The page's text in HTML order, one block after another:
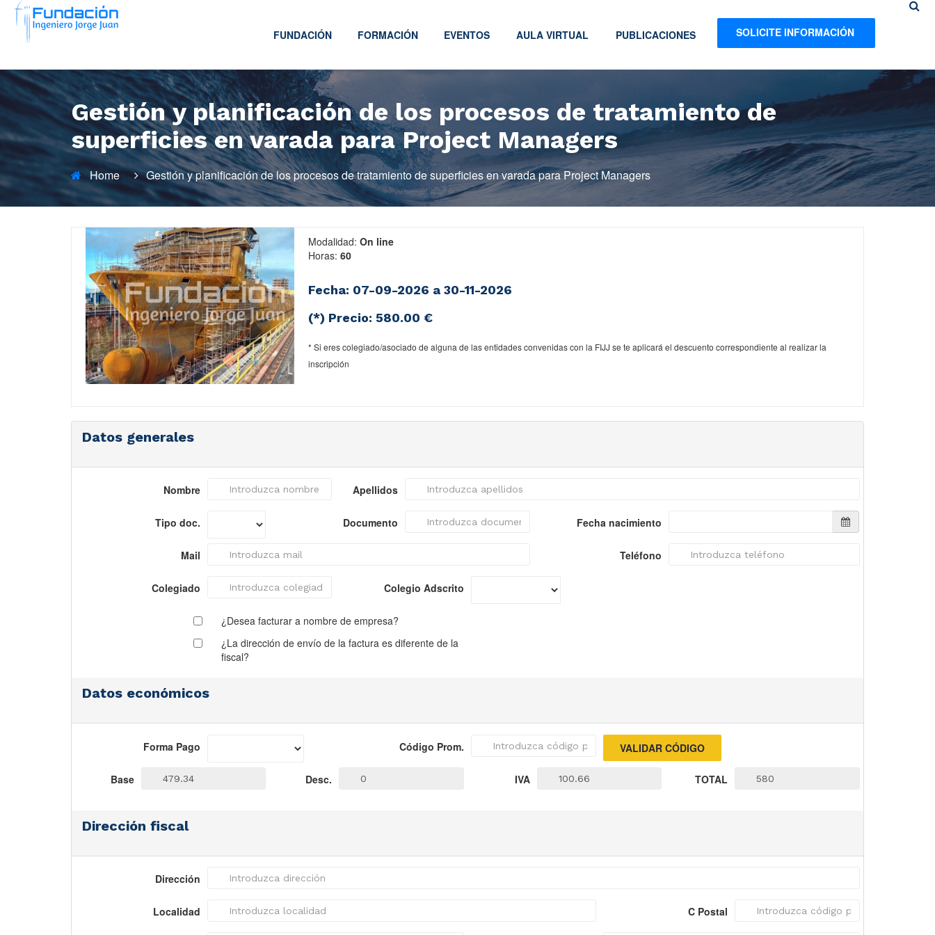
SOLICITE INFORMACIÓN
FUNDACIÓN FORMACIÓN EVENTOS AULA VIRTUAL PUBLICACIONES
Gestión y planificación de los procesos de tratamiento de
superficies en varada para Project Managers
Home Gestión y planificación de los procesos de tratamiento de superficies en varada para Project Managers
Modalidad: On line
Horas: 60
Fecha: 07-09-2026 a 30-11-2026
(*) Precio: 580.00 €
* Si eres colegiado/asociado de alguna de las entidades convenidas con la FIJJ se te aplicará el descuento correspondiente al realizar la
inscripción
Datos generales
Nombre Apellidos
Tipo doc. Documento Fecha nacimiento
Mail Teléfono
Colegiado Colegio Adscrito
¿Desea facturar a nombre de empresa?
¿La dirección de envío de la factura es diferente de la
fiscal?
Datos económicos
Forma Pago Código Prom.
Base Desc. IVA TOTAL
Dirección fiscal
Dirección
Localidad C Postal